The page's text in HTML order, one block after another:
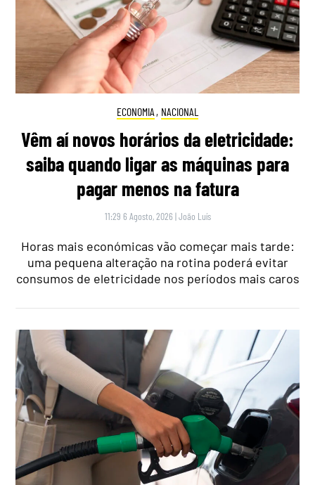
ECONOMIA , NACIONAL
Vêm aí novos horários da eletricidade:
saiba quando ligar as máquinas para
pagar menos na fatura
11:29 6 Agosto, 2026 |João Luís
Horas mais económicas vão começar mais tarde:
uma pequena alteração na rotina poderá evitar
consumos de eletricidade nos períodos mais caros